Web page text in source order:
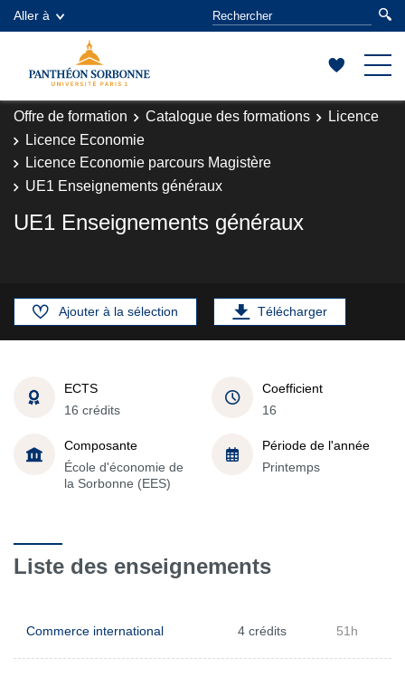
Aller à
Offre de formation Catalogue des formations
Licence
Licence Economie
Licence Economie parcours Magistère
UE1 Enseignements généraux
UE1 Enseignements généraux
Ajouter à la sélection Télécharger
ECTS
16 crédits
Coefficient
16
Composante
École d'économie de
la Sorbonne (EES)
Période de l'année
Printemps
Liste des enseignements
Commerce international 4 crédits 51h